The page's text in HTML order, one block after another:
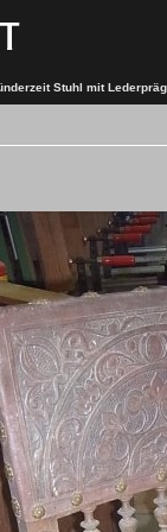
Stuhl mit